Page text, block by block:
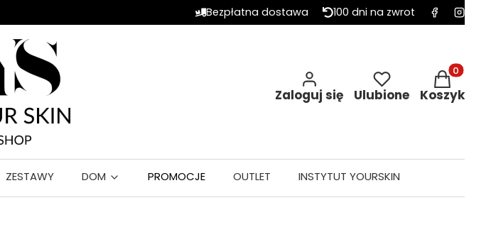
Bezpłatna dostawa 100 dni na zwrot
Zaloguj się Ulubione
Produkty
Koszyk
ZESTAWY DOM PROMOCJE OUTLET INSTYTUT YOURSKIN